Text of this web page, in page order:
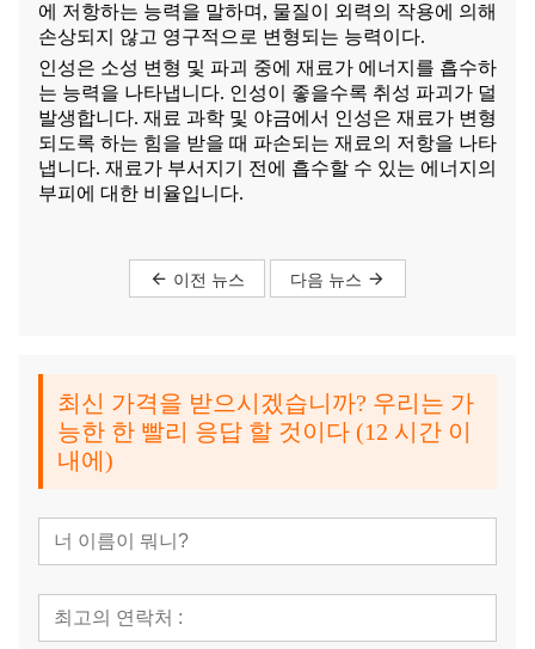
에 저항하는 능력을 말하며, 물질이 외력의 작용에 의해
손상되지 않고 영구적으로 변형되는 능력이다.
인성은 소성 변형 및 파괴 중에 재료가 에너지를 흡수하
는 능력을 나타냅니다. 인성이 좋을수록 취성 파괴가 덜
발생합니다. 재료 과학 및 야금에서 인성은 재료가 변형
되도록 하는 힘을 받을 때 파손되는 재료의 저항을 나타
냅니다. 재료가 부서지기 전에 흡수할 수 있는 에너지의
부피에 대한 비율입니다.
이전 뉴스 다음 뉴스
최신 가격을 받으시겠습니까? 우리는 가
능한 한 빨리 응답 할 것이다 (12 시간 이
내에)